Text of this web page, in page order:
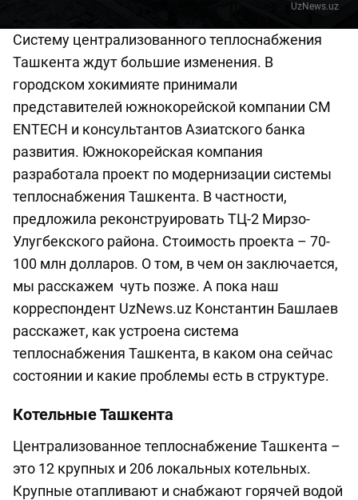
UzNews.uz
Систему централизованного теплоснабжения
Ташкента ждут большие изменения. В
городском хокимияте принимали
представителей южнокорейской компании CM
ENTECH и консультантов Азиатского банка
развития. Южнокорейская компания
разработала проект по модернизации системы
теплоснабжения Ташкента. В частности,
предложила реконструировать ТЦ-2 Мирзо-
Улугбекского района. Стоимость проекта – 70-
100 млн долларов. О том, в чем он заключается,
мы расскажем чуть позже. А пока наш
корреспондент UzNews.uz Константин Башлаев
расскажет, как устроена система
теплоснабжения Ташкента, в каком она сейчас
состоянии и какие проблемы есть в структуре.
Котельные Ташкента
Централизованное теплоснабжение Ташкента –
это 12 крупных и 206 локальных котельных.
Крупные отапливают и снабжают горячей водой